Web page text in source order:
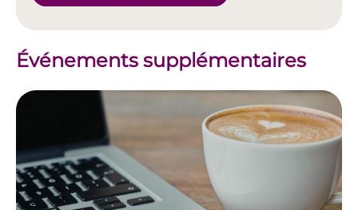
Événements supplémentaires